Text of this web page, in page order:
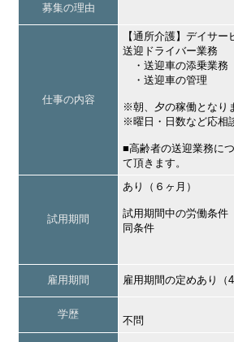
募集の理由
仕事の内容
【通所介護】デイサ
送迎ドライバー業務
・送迎車の添乗業務
・送迎車の管理
※朝、夕の稼働となり
※曜日・日数など応相
■高齢者の送迎業務に
て頂きます。
試用期間
あり（６ヶ月）
試用期間中の労働条件
同条件
雇用期間 雇用期間の定めあり（4
学歴
不問